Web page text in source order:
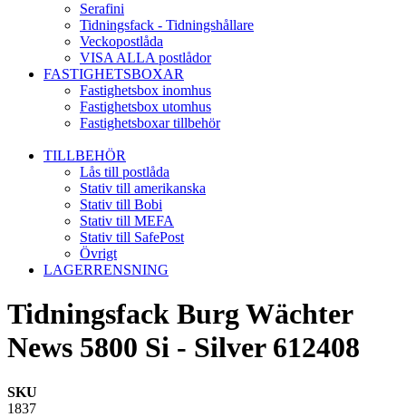
Serafini
Tidningsfack - Tidningshållare
Veckopostlåda
VISA ALLA postlådor
FASTIGHETSBOXAR
Fastighetsbox inomhus
Fastighetsbox utomhus
Fastighetsboxar tillbehör
TILLBEHÖR
Lås till postlåda
Stativ till amerikanska
Stativ till Bobi
Stativ till MEFA
Stativ till SafePost
Övrigt
LAGERRENSNING
Tidningsfack Burg Wächter
News 5800 Si - Silver 612408
SKU
1837